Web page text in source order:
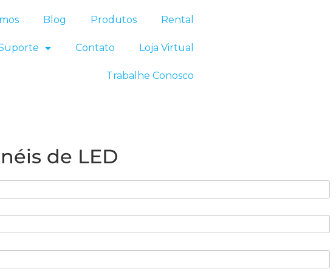
Blog Produtos Rental
Contato Loja Virtual
Trabalhe Conosco
de LED